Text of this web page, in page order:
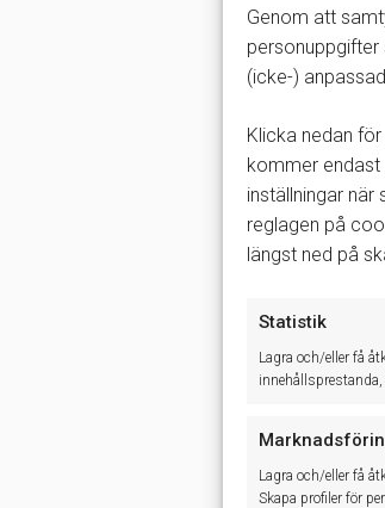
Genom att
personuppgifter
(icke-)
Klicka nedan
kommer endast
inställningar
reglagen på
längst ned på
Statistik
Lagra och/eller få
Lagra och/eller få
Skapa profiler för